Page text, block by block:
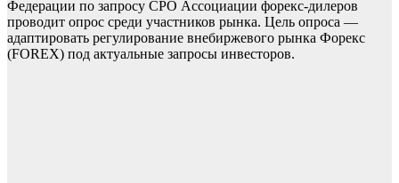
Федерации по запросу СРО Ассоциации форекс-дилеров
проводит опрос среди участников рынка. Цель опроса —
адаптировать регулирование внебиржевого рынка Форекс
(FOREX) под актуальные запросы инвесторов.